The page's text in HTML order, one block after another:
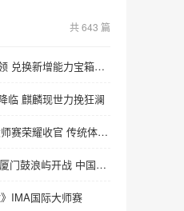
共 643 篇
《街头篮球》异次元麒麟免费领 兑换新增能力宝箱和契约书
临 麒麟现世力挽狂澜
2024《街头篮球》IMA 国际大师赛荣耀收官 传统体育电竞迎来新契机
2024《街头篮球》国际大师赛厦门鼓浪屿开战 中国队团体赛夺魁
IMA国际大师赛